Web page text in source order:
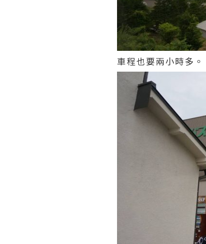
車程也要兩小時多。